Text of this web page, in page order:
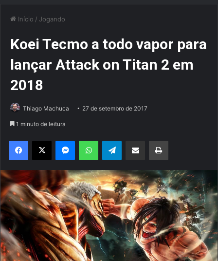
Início / Jogando
Koei Tecmo a todo vapor para
lançar Attack on Titan 2 em
2018
Thiago Machuca 27 de setembro de 2017
1 minuto de leitura